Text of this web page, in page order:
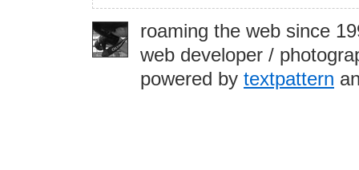
roaming the web since
web developer /
powered by textpattern